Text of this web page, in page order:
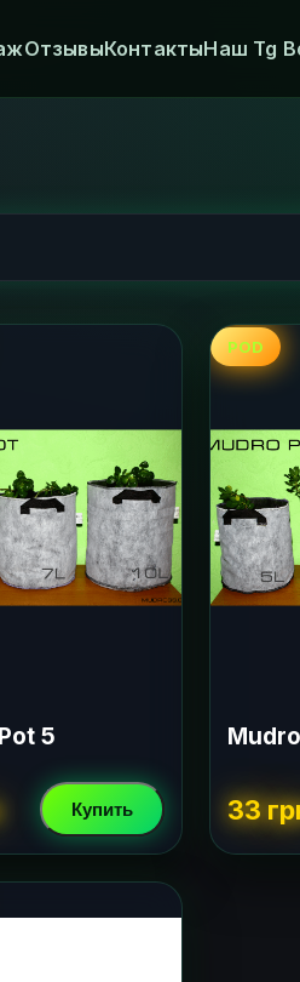
ОтзывыКонтактыНаш Tg
5
Купить
POD
33